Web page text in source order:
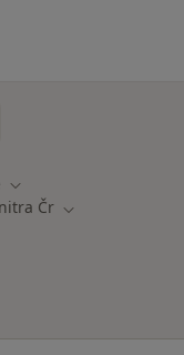
Změna města
Čr Změna města